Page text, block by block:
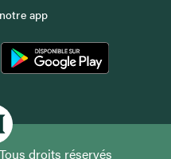
app
droits réservés